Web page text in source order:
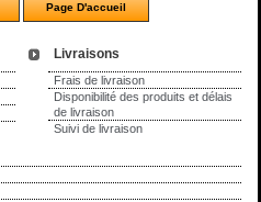
Livraisons
Frais de livraison
Disponibilité des produits et délais
de livraison
Suivi de livraison